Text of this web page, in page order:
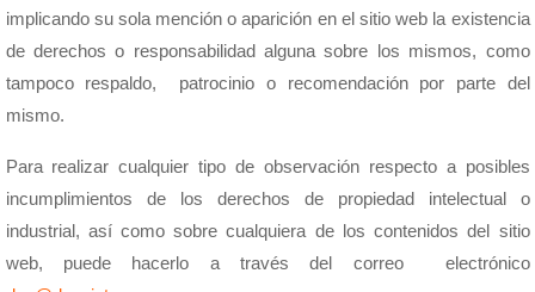
implicando su sola mención o aparición en el sitio web la existencia
de derechos o responsabilidad alguna sobre los mismos, como
tampoco respaldo, patrocinio o recomendación por parte del
mismo.
Para realizar cualquier tipo de observación respecto a posibles
incumplimientos de los derechos de propiedad intelectual o
industrial, así como sobre cualquiera de los contenidos del sitio
web, puede hacerlo a través del correo electrónico